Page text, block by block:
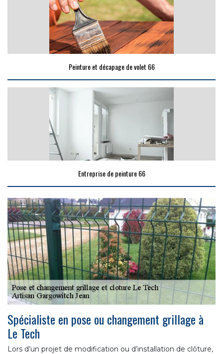
Peinture et décapage de volet 66
Entreprise de peinture 66
Spécialiste en pose ou changement grillage à
Le Tech
Lors d’un projet de modification ou d’installation de clôture,